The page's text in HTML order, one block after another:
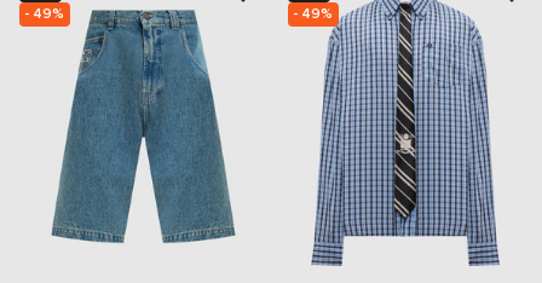
- 49%
- 49%